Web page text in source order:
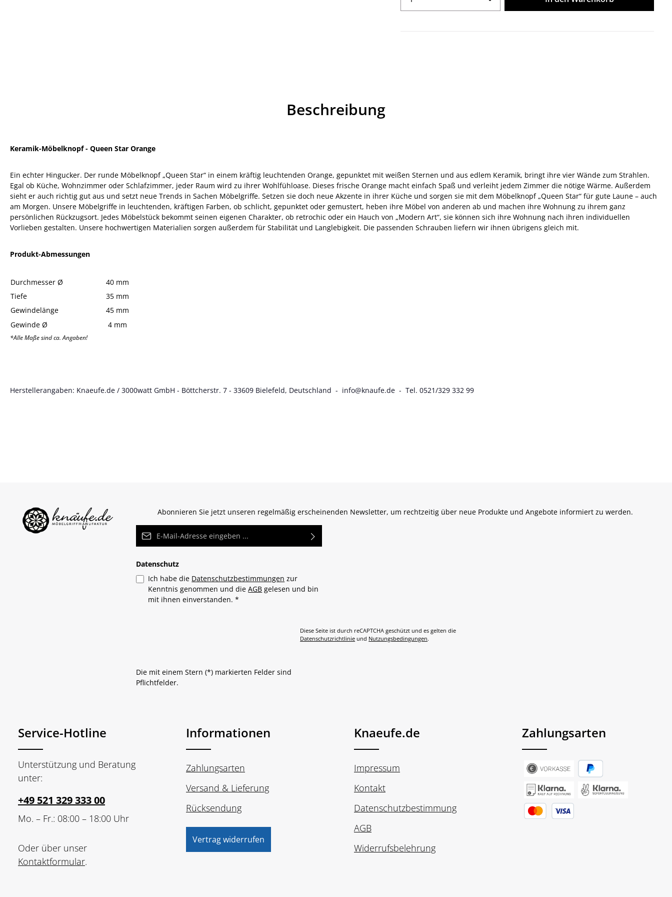
Beschreibung
Keramik-Möbelknopf - Queen Star Orange
Ein echter Hingucker. Der runde Möbelknopf „Queen Star“ in einem kräftig leuchtenden Orange, gepunktet mit weißen Sternen und aus edlem Keramik, bringt ihre vier Wände zum Strahlen.
Egal ob Küche, Wohnzimmer oder Schlafzimmer, jeder Raum wird zu ihrer Wohlfühloase. Dieses frische Orange macht einfach Spaß und verleiht jedem Zimmer die nötige Wärme. Außerdem
sieht er auch richtig gut aus und setzt neue Trends in Sachen Möbelgriffe. Setzen sie doch neue Akzente in ihrer Küche und sorgen sie mit dem Möbelknopf „Queen Star“ für gute Laune – auch
am Morgen. Unsere Möbelgriffe in leuchtenden, kräftigen Farben, ob schlicht, gepunktet oder gemustert, heben ihre Möbel von anderen ab und machen ihre Wohnung zu ihrem ganz
persönlichen Rückzugsort. Jedes Möbelstück bekommt seinen eigenen Charakter, ob retrochic oder ein Hauch von „Modern Art“, sie können sich ihre Wohnung nach ihren individuellen
Vorlieben gestalten. Unsere hochwertigen Materialien sorgen außerdem für Stabilität und Langlebigkeit. Die passenden Schrauben liefern wir ihnen übrigens gleich mit.
Produkt-Abmessungen
Durchmesser Ø
40 mm
Tiefe
35 mm
Gewindelänge
45 mm
Gewinde Ø
4 mm
*Alle Maße sind ca. Angaben!
Herstellerangaben: Knaeufe.de / 3000watt GmbH - Böttcherstr. 7 - 33609 Bielefeld, Deutschland - info@knaufe.de - Tel. 0521/329 332 99
Abonnieren Sie jetzt unseren regelmäßig erscheinenden Newsletter, um rechtzeitig über neue Produkte und Angebote informiert zu werden.
E-Mail-Adresse*
Datenschutz
Ich habe die Datenschutzbestimmungen zur
Kenntnis genommen und dieAGB gelesen und bin
mit ihnen einverstanden.*
Diese Seite ist durch reCAPTCHA geschützt und es gelten die
Datenschutzrichtlinie und Nutzungsbedingungen.
Die mit einem Stern (*) markierten Felder sind
Pflichtfelder.
Service-Hotline
Unterstützung und Beratung
unter:
+49 521 329 333 00
Mo. – Fr.: 08:00 – 18:00 Uhr
Oder über unser
Kontaktformular.
Informationen
Zahlungsarten
Versand & Lieferung
Rücksendung
Vertrag widerrufen
Knaeufe.de
Impressum
Kontakt
Datenschutzbestimmung
AGB
Widerrufsbelehrung
Zahlungsarten